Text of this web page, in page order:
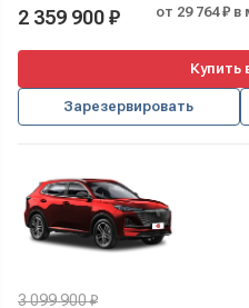
2 359 900 ₽ от 29 764 ₽
Купить
Зарезервировать
3 099 900 ₽